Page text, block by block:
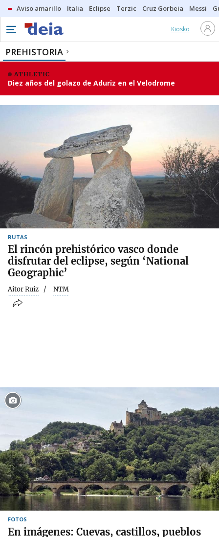
Aviso amarillo Italia Eclipse Terzic Cruz Gorbeia Messi
Kiosko
PREHISTORIA
ATHLETIC
Diez años del golazo de Aduriz en el Velodrome
RUTAS
El rincón prehistórico vasco donde
disfrutar del eclipse, según ‘National
Geographic’
Aitor Ruiz NTM
FOTOS
En imágenes: Cuevas, castillos, pueblos